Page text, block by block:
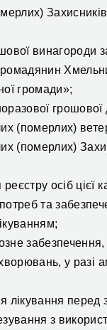
винагороди
громади»;
(померлих)
(померлих)
осіб цієї
та
забезпечення,
у разі
лікування перед
з